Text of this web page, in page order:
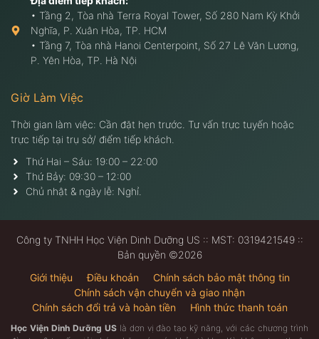
• Tầng 2, Tòa nhà Terra Royal Tower, Số 280 Nam Kỳ Khởi
Nghĩa, P. Xuân Hòa, TP. HCM
• Tầng 7, Tòa nhà Hanoi Centerpoint, Số 27 Lê Văn Lương,
P. Yên Hòa, TP. Hà Nội
Giờ Làm Việc
Thời gian làm việc: Cần đặt hẹn trước. Tư vấn trực tuyến hoặc
trực tiếp tại trụ sở/ điểm tiếp khách.
Thứ Hai – Sáu: 19:00 – 22:00
Thứ Bảy: 09:30 – 12:00
Chủ nhật & ngày lễ: Nghỉ.
Công ty TNHH Học Viện Dinh Dưỡng US :: MST: 0319421549 ::
Bản quyền ©2026
Giới thiệu
Điều khoản
Chính sách bảo mật thông tin
Chính sách vận chuyển và giao nhận
Chính sách đổi trả và hoàn tiền
Hình thức thanh toán
Học Viện Dinh Dưỡng USlà dơn vị đào tạo kỹ năng, với các chương trình